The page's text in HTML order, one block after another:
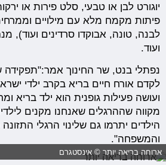
יוגורט לבן או טבעי, סלט פירות או
פיתות מקמח מלא עם מילויים
לבנה, טונה, אבוקדו סרדינים ועוד),
ועוד.
נפתלי בנט, שר החינוך אמר:"תפקידה
לקדם אורח חיים בריא בקרב ילדי
ועושה פעילות גופנית הוא ילד בריא
מקווה שההרגלים שאנחנו מקנים
הילדים יתרמו גם שלינוי הרגלי
והמשפחה".
ארוחה בריאה יותר © אינסטגרם